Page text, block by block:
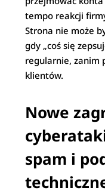
tempo reakcji
Strona nie może
gdy „coś się
regularnie, zanim
klientów.
Nowe
spam i